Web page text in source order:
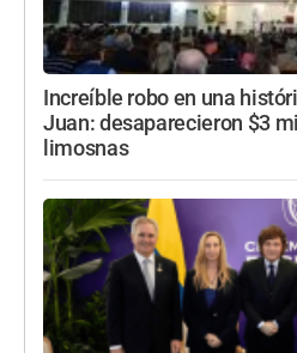
Increíble robo en una
Juan: desaparecieron $3
limosnas